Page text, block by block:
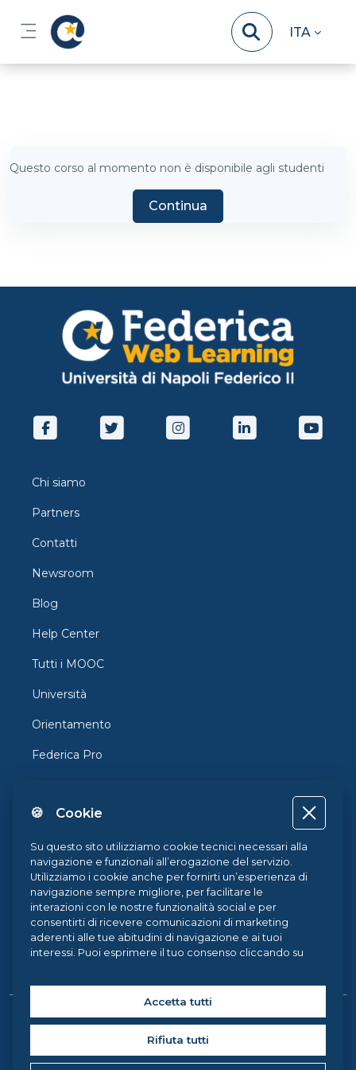
Pannello laterale
ITA
Questo corso al momento non è disponibile agli studenti
Continua
Chi siamo
Partners
Contatti
Newsroom
Blog
Help Center
Tutti i MOOC
Università
Orientamento
Federica Pro
Federica Coursera
Accessibilità
Privacy
Termini e Condizioni
Cookie Policy
Copyright © 2026 Federica Weblearning, all rights reserved. |
Federica Weblearning - Centro di Ateneo per l'Innovazione, la
Sperimentazione e la Diffusione della Didattica Multimediale
🍪 Cookie
Su questo sito utilizziamo cookie tecnici necessari alla
navigazione e funzionali all’erogazione del servizio.
Utilizziamo i cookie anche per fornirti un’esperienza di
navigazione sempre migliore, per facilitare le
interazioni con le nostre funzionalità social e per
consentirti di ricevere comunicazioni di marketing
aderenti alle tue abitudini di navigazione e ai tuoi
interessi. Puoi esprimere il tuo consenso cliccando su
tue preferenze accedendo al nostro
visitando la nostraCookie Policy.
Accetta tutti
Rifiuta tutti